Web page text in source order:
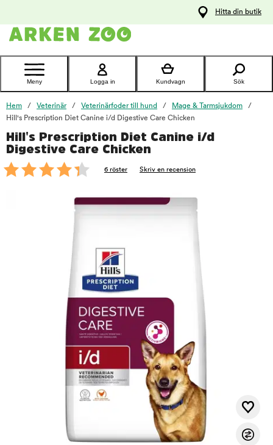
Kontakta
Hitta din butik
Meny Logga in Kundvagn Sök
Hem Veterinär Veterinärfoder till hund
Mage & Tarmsjukdom
Hill's Prescription Diet Canine i/d Digestive Care Chicken
Hill's Prescription Diet Canine i/d
Digestive Care Chicken
6 röster Skriv en recension
foo